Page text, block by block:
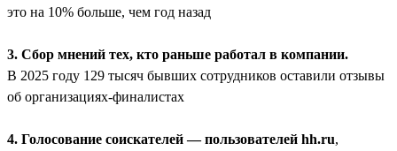
это на 10% больше, чем год назад
3. Сбор мнений тех, кто раньше работал в компании.
В 2025 году 129 тысяч бывших сотрудников оставили отзывы
об организациях-финалистах
4. Голосование соискателей — пользователей hh.ru,